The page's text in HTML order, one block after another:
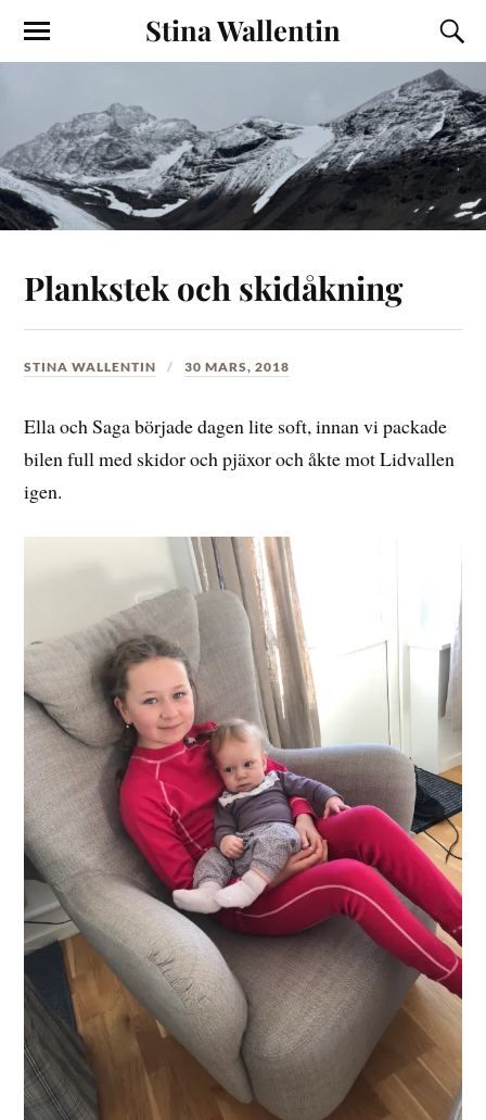
Stina Wallentin
Plankstek och skidåkning
STINA WALLENTIN 30 MARS, 2018
Ella och Saga började dagen lite soft, innan vi packade
bilen full med skidor och pjäxor och åkte mot Lidvallen
igen.